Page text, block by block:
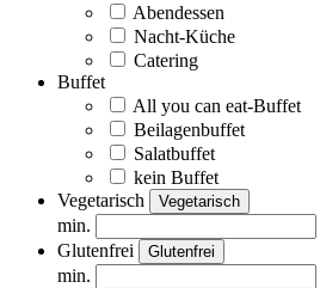
Abendessen
Nacht-Küche
Catering
Buffet
All you can eat-Buffet
Beilagenbuffet
Salatbuffet
kein Buffet
Vegetarisch
Vegetarisch
min.
Glutenfrei
Glutenfrei
min.